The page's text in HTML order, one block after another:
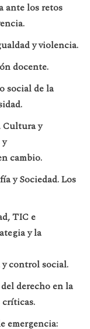
ante los retos
y violencia.
docente.
social de la
y
cambio.
y Sociedad. Los
TIC e
y la
control social.
derecho en la
críticas.
emergencia: